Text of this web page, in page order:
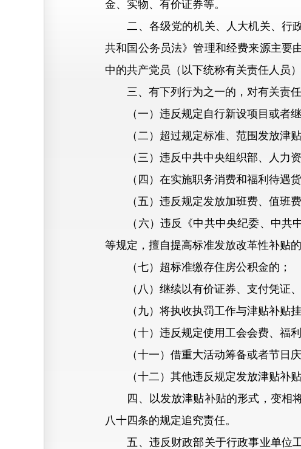
金、实物、有价证券等。
二、各级党的机关、人大机关、行政
共和国公务员法》管理和经费来源主要
中的共产党员（以下统称有关责任人员
三、有下列行为之一的，对有关责任
（一）违反规定自行新设项目或者继
（二）超过规定标准、范围发放津贴
（三）违反中共中央组织部、人力资
（四）在实施职务消费和福利待遇货
（五）违反规定发放加班费、值班费
（六）违反《中共中央纪委、中共中
等规定，擅自提高标准发放改革性补贴的
（七）超标准缴存住房公积金的；
（八）继续以有价证券、支付凭证、
（九）将执收执罚工作与津贴补贴挂
（十）违反规定使用工会会费、福利
（十一）借重大活动筹备或者节日庆
（十二）其他违反规定发放津贴补贴
四、以发放津贴补贴的形式，变相将
八十四条的规定追究责任。
五、违反财政部关于行政事业单位工